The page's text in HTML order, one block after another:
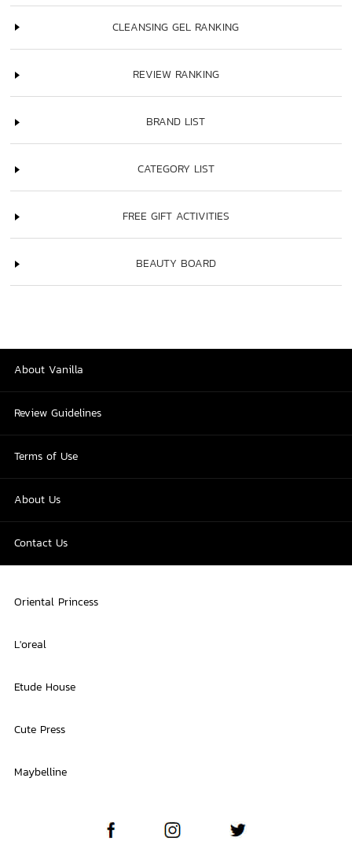
CLEANSING GEL RANKING
REVIEW RANKING
BRAND LIST
CATEGORY LIST
FREE GIFT ACTIVITIES
BEAUTY BOARD
About Vanilla
Review Guidelines
Terms of Use
About Us
Contact Us
Oriental Princess
L'oreal
Etude House
Cute Press
Maybelline